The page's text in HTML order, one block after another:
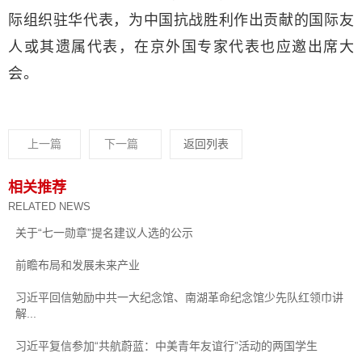
际组织驻华代表，为中国抗战胜利作出贡献的国际友
人或其遗属代表，在京外国专家代表也应邀出席大
会。
上一篇 下一篇 返回列表
相关推荐
RELATED NEWS
关于“七一勋章”提名建议人选的公示
前瞻布局和发展未来产业
习近平回信勉励中共一大纪念馆、南湖革命纪念馆少先队红领巾讲
解...
习近平复信参加“共航蔚蓝：中美青年友谊行”活动的两国学生